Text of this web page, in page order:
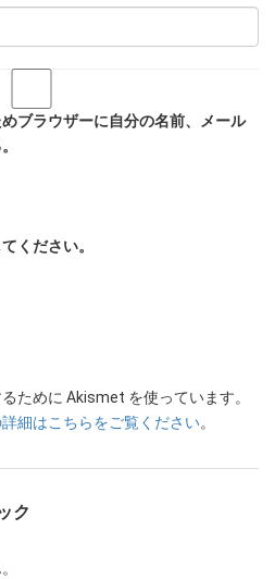
ブラウザーに自分の名前、メール
ください。
ために Akismet を使っています。
細はこちらをご覧ください。
ク